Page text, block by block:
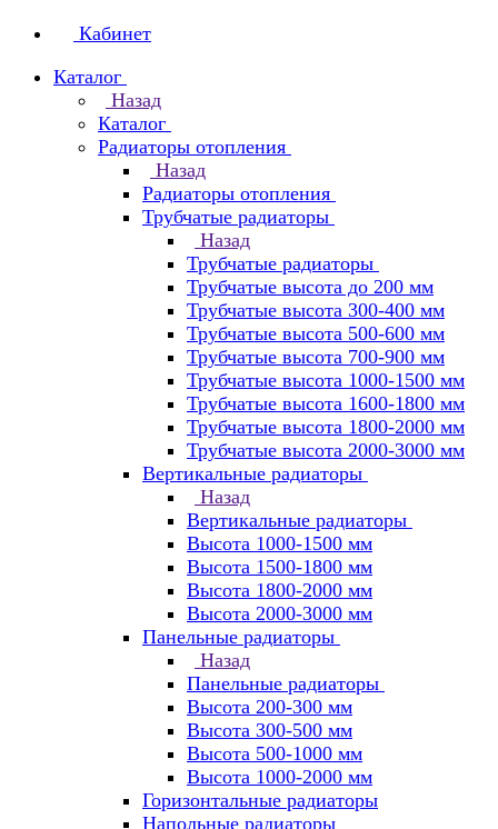
Кабинет
Каталог
Назад
Каталог
Радиаторы отопления
Назад
Радиаторы отопления
Трубчатые радиаторы
Назад
Трубчатые радиаторы
Трубчатые высота до 200 мм
Трубчатые высота 300-400 мм
Трубчатые высота 500-600 мм
Трубчатые высота 700-900 мм
Трубчатые высота 1000-1500 мм
Трубчатые высота 1600-1800 мм
Трубчатые высота 1800-2000 мм
Трубчатые высота 2000-3000 мм
Вертикальные радиаторы
Назад
Вертикальные радиаторы
Высота 1000-1500 мм
Высота 1500-1800 мм
Высота 1800-2000 мм
Высота 2000-3000 мм
Панельные радиаторы
Назад
Панельные радиаторы
Высота 200-300 мм
Высота 300-500 мм
Высота 500-1000 мм
Высота 1000-2000 мм
Горизонтальные радиаторы
Напольные радиаторы